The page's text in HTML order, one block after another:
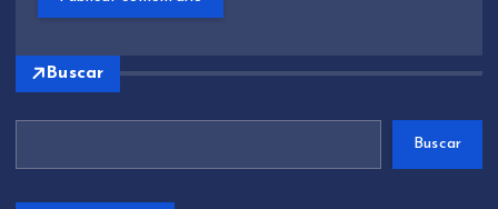
Buscar
Buscar